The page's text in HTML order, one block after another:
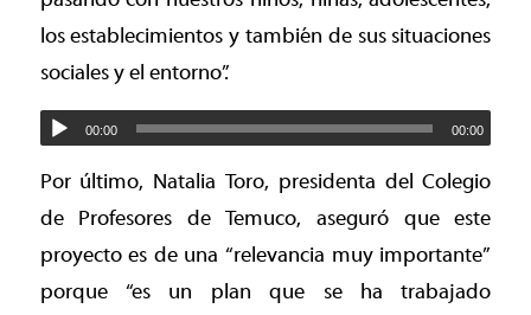
los establecimientos y también de sus situaciones
sociales y el entorno”.
00:00 00:00
Por último, Natalia Toro, presidenta del Colegio
de Profesores de Temuco, aseguró que este
proyecto es de una “relevancia muy importante”
porque “es un plan que se ha trabajado